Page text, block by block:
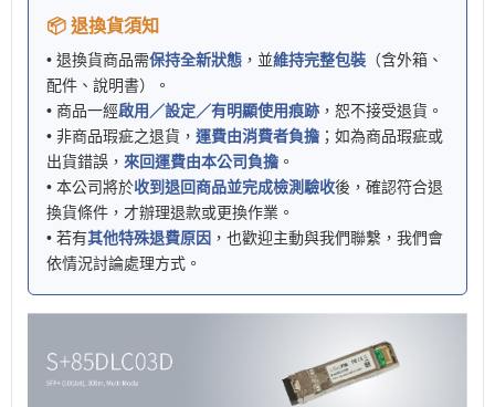
📦 退換貨須知
• 退換貨商品需保持全新狀態 ，並維持完整包裝 （含外箱、
配件、說明書）。
• 商品一經啟用／設定／有明顯使用痕跡 ，恕不接受退貨。
• 非商品瑕疵之退貨， 運費由消費者負擔 ；如為商品瑕疵或
出貨錯誤， 來回運費由本公司負擔 。
• 本公司將於收到退回商品並完成檢測驗收後，確認符合退
換貨條件，才辦理退款或更換作業。
• 若有其他特殊退費原因 ，也歡迎主動與我們聯繫，我們會
依情況討論處理方式。